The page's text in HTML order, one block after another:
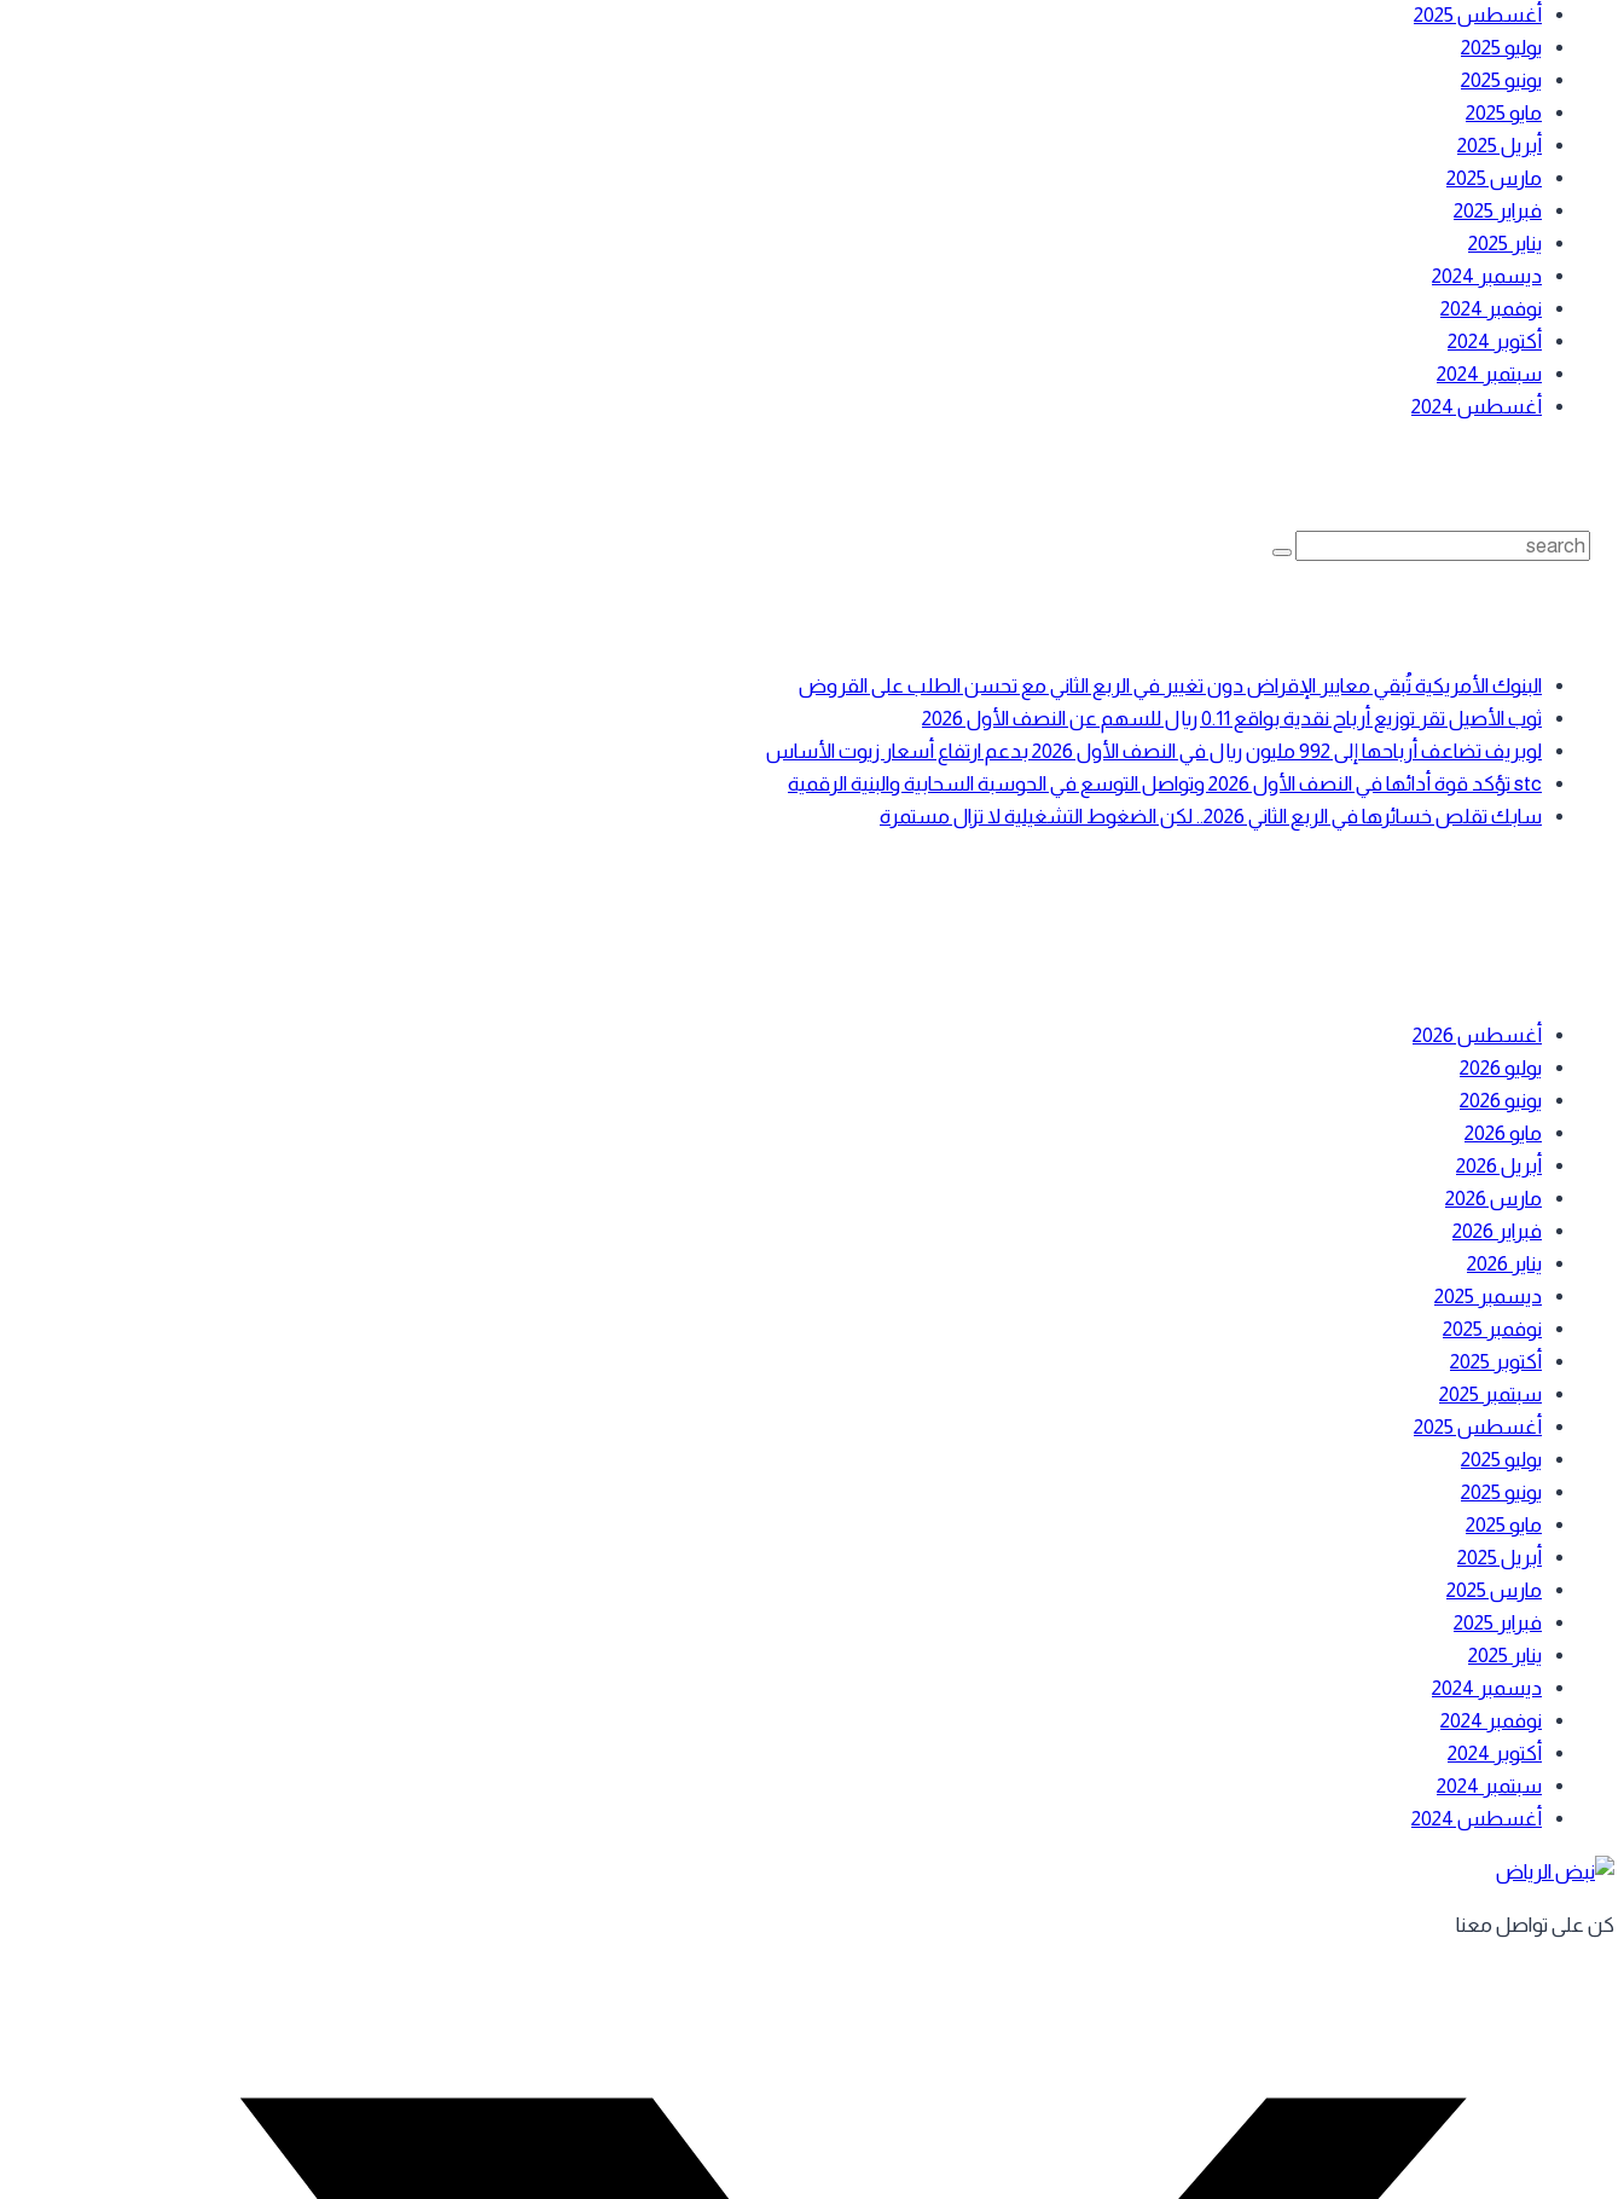
أغسطس 2025
يوليو 2025
يونيو 2025
مايو 2025
أبريل 2025
مارس 2025
فبراير 2025
يناير 2025
ديسمبر 2024
نوفمبر 2024
أكتوبر 2024
سبتمبر 2024
أغسطس 2024
Search
البنوك الأمريكية تُبقي معايير الإقراض دون تغيير في الربع الثاني مع تحسن الطلب على القروض
ثوب الأصيل تقر توزيع أرباح نقدية بواقع 0.11 ريال للسهم عن النصف الأول 2026
لوبريف تضاعف أرباحها إلى 992 مليون ريال في النصف الأول 2026 بدعم ارتفاع أسعار زيوت الأساس
stc تؤكد قوة أدائها في النصف الأول 2026 وتواصل التوسع في الحوسبة السحابية والبنية الرقمية
سابك تقلص خسائرها في الربع الثاني 2026.. لكن الضغوط التشغيلية لا تزال مستمرة
أغسطس 2026
يوليو 2026
يونيو 2026
مايو 2026
أبريل 2026
مارس 2026
فبراير 2026
يناير 2026
ديسمبر 2025
نوفمبر 2025
أكتوبر 2025
سبتمبر 2025
أغسطس 2025
يوليو 2025
يونيو 2025
مايو 2025
أبريل 2025
مارس 2025
فبراير 2025
يناير 2025
ديسمبر 2024
نوفمبر 2024
أكتوبر 2024
سبتمبر 2024
أغسطس 2024
كن على تواصل معنا